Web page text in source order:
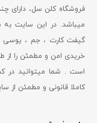
فروشگاه کلن سل، دارای
میباشد. در این سایت
گیفت کارت ، جم ، یوسی و
خریدی امن و مطمئن را از
است . شما میتوانید در
کاملا قانونی و مطمئن از